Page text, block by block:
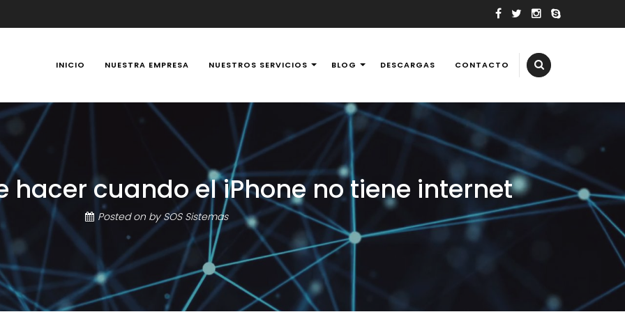
y Portátiles 24 horas en Manizales, Caldas, Colombia, reparación televisores, tv, reballing laptops y consolas de videojuegos,
INICIO NUESTRA EMPRESA NUESTROS SERVICIOS BLOG DESCARGAS CONTACTO
hacer cuando el iPhone no tiene internet
Posted on bySOS Sistemas